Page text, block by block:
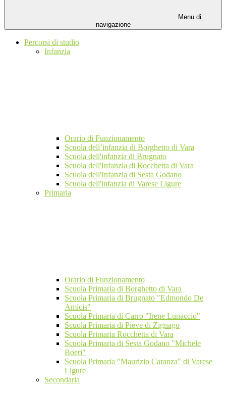
Menu di
navigazione
Percorsi di studio
Infanzia
Orario di Funzionamento
Scuola dell’infanzia di Borghetto di Vara
Scuola dell'infanzia di Brugnato
Scuola dell'Infanzia di Rocchetta di Vara
Scuola dell'Infanzia di Sesta Godano
Scuola dell'infanzia di Varese Ligure
Primaria
Orario di Funzionamento
Scuola Primaria di Borghetto di Vara
Scuola Primaria di Brugnato "Edmondo De
Amicis"
Scuola Primaria di Carro "Irene Lunaccio"
Scuola Primaria di Pieve di Zignago
Scuola Primaria Rocchetta di Vara
Scuola Primaria di Sesta Godano "Michele
Boeri"
Scuola Primaria "Maurizio Caranza" di Varese
Ligure
Secondaria